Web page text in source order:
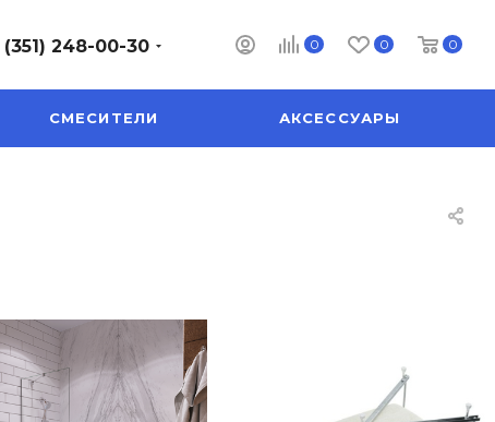
0 0 0
(351) 248-00-30
СМЕСИТЕЛИ АКСЕССУАРЫ